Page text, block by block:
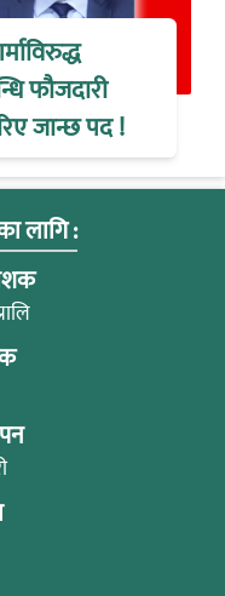
फौजदारी
जान्छ पद !
लागि :